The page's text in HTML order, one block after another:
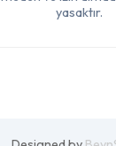
yasaktır.